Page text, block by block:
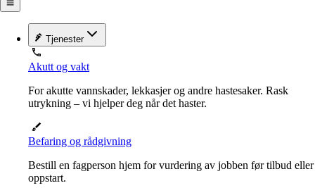
Tjenester
Akutt og vakt
For akutte vannskader, lekkasjer og andre hastesaker. Rask
utrykning – vi hjelper deg når det haster.
Befaring og rådgivning
Bestill en fagperson hjem for vurdering av jobben før tilbud eller
oppstart.